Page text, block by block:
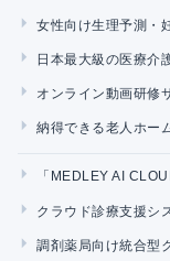
女性向け生理予測・
日本最大級の医療介
オンライン動画研修
納得できる老人ホー
「MEDLEY AI
クラウド診療支援シ
調剤薬局向け統合型